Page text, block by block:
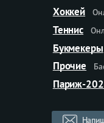
Хоккей
Теннис
Букмекеры
Прочие
Париж-